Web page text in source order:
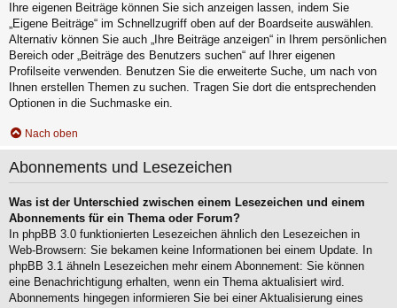
Ihre eigenen Beiträge können Sie sich anzeigen lassen, indem Sie
„Eigene Beiträge“ im Schnellzugriff oben auf der Boardseite auswählen.
Alternativ können Sie auch „Ihre Beiträge anzeigen“ in Ihrem persönlichen
Bereich oder „Beiträge des Benutzers suchen“ auf Ihrer eigenen
Profilseite verwenden. Benutzen Sie die erweiterte Suche, um nach von
Ihnen erstellen Themen zu suchen. Tragen Sie dort die entsprechenden
Optionen in die Suchmaske ein.
Nach oben
Abonnements und Lesezeichen
Was ist der Unterschied zwischen einem Lesezeichen und einem
Abonnements für ein Thema oder Forum?
In phpBB 3.0 funktionierten Lesezeichen ähnlich den Lesezeichen in
Web-Browsern: Sie bekamen keine Informationen bei einem Update. In
phpBB 3.1 ähneln Lesezeichen mehr einem Abonnement: Sie können
eine Benachrichtigung erhalten, wenn ein Thema aktualisiert wird.
Abonnements hingegen informieren Sie bei einer Aktualisierung eines